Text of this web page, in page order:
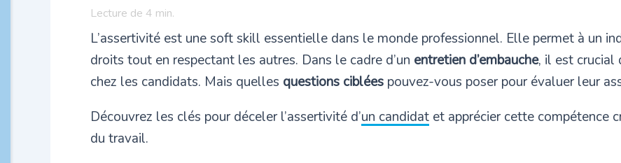
Lecture de 4 min.
L’assertivité est une soft skill essentielle dans le monde professionnel. Elle permet à un
droits tout en respectant les autres. Dans le cadre d’un entretien d’embauche, il est crucial
chez les candidats. Mais quelles questions ciblées pouvez-vous poser pour évaluer leur
Découvrez les clés pour déceler l’assertivité d’un candidat et apprécier cette compétence
du travail.